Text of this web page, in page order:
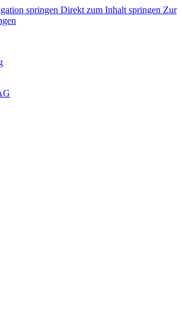
springen Direkt zum Inhalt springen Zur